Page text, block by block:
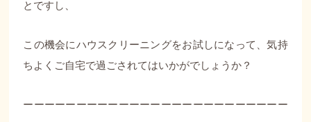
とですし、
この機会にハウスクリーニングをお試しになって、気持
ちよくご自宅で過ごされてはいかがでしょうか？
ーーーーーーーーーーーーーーーーーーーーーーーーー